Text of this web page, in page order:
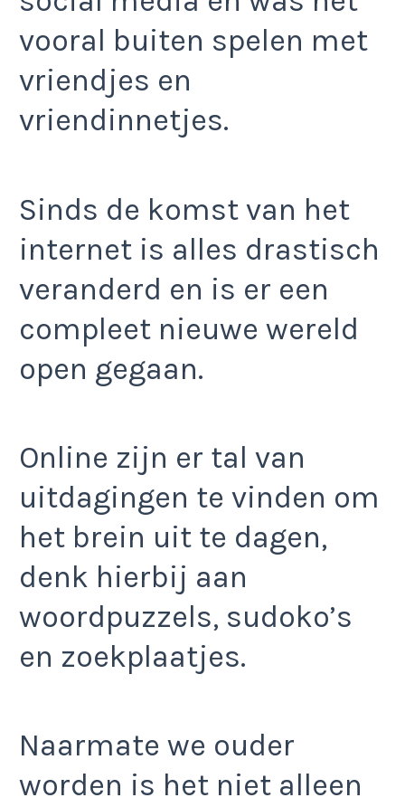
vooral buiten spelen met
vriendjes en
vriendinnetjes.
Sinds de komst van het
internet is alles drastisch
veranderd en is er een
compleet nieuwe wereld
open gegaan.
Online zijn er tal van
uitdagingen te vinden om
het brein uit te dagen,
denk hierbij aan
woordpuzzels, sudoko’s
en zoekplaatjes.
Naarmate we ouder
worden is het niet alleen